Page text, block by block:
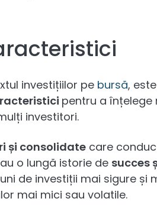
investițiilor pe bursă, este
pentru a înțelege
investitori.
și consolidate care conduc
o lungă istorie de succes
de investiții mai sigure și
mai mici sau volatile.